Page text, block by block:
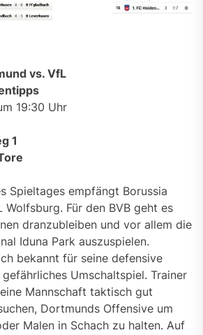
vs. VfL
19:30 Uhr
1
Spieltages empfängt Borussia
Für den BVB geht es
dranzubleiben und vor allem die
Iduna Park auszuspielen.
bekannt für seine defensive
Umschaltspiel. Trainer
Mannschaft taktisch gut
Dortmunds Offensive um
Malen in Schach zu halten. Auf